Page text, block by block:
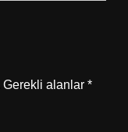
Gerekli alanlar *